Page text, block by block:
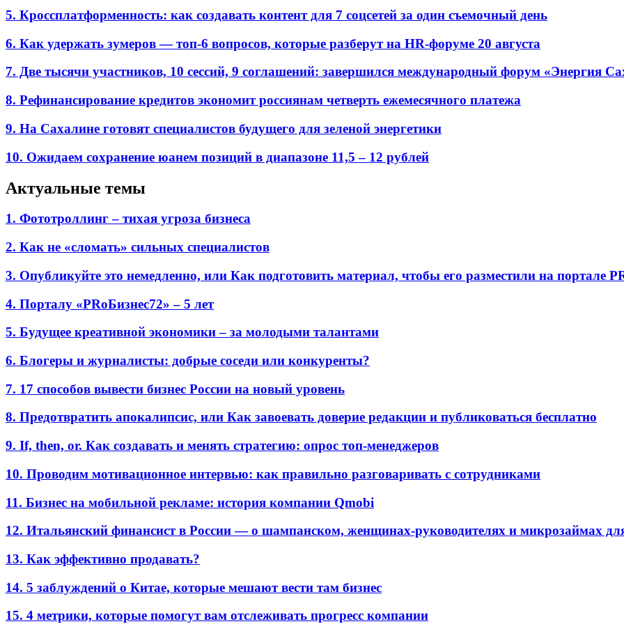
5. Кроссплатформенность: как создавать контент для 7 соцсетей за один съемочный день
6. Как удержать зумеров — топ-6 вопросов, которые разберут на HR-форуме 20 августа
7. Две тысячи участников, 10 сессий, 9 соглашений: завершился международный форум «Энергия
8. Рефинансирование кредитов экономит россиянам четверть ежемесячного платежа
9. На Сахалине готовят специалистов будущего для зеленой энергетики
10. Ожидаем сохранение юанем позиций в диапазоне 11,5 – 12 рублей
Актуальные темы
1. Фототроллинг – тихая угроза бизнеса
2. Как не «сломать» сильных специалистов
3. Опубликуйте это немедленно, или Как подготовить материал, чтобы его разместили на портале
4. Порталу «PRоБизнес72» – 5 лет
5. Будущее креативной экономики – за молодыми талантами
6. Блогеры и журналисты: добрые соседи или конкуренты?
7. 17 способов вывести бизнес России на новый уровень
8. Предотвратить апокалипсис, или Как завоевать доверие редакции и публиковаться бесплатно
9. If, then, or. Как создавать и менять стратегию: опрос топ-менеджеров
10. Проводим мотивационное интервью: как правильно разговаривать с сотрудниками
11. Бизнес на мобильной рекламе: история компании Qmobi
12. Итальянский финансист в России — о шампанском, женщинах-руководителях и микрозаймах
13. Как эффективно продавать?
14. 5 заблуждений о Китае, которые мешают вести там бизнес
15. 4 метрики, которые помогут вам отслеживать прогресс компании